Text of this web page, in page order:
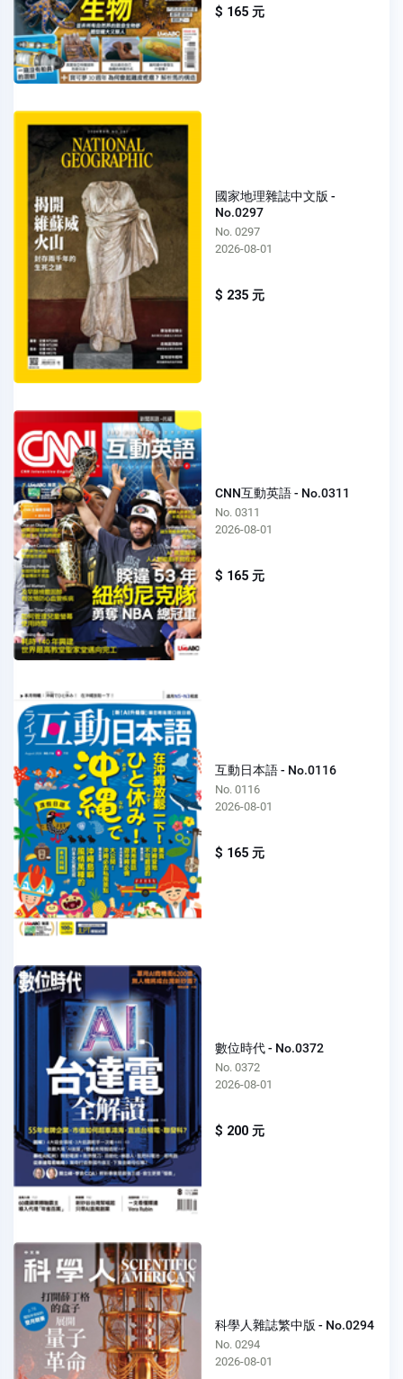
$ 165 元
國家地理雜誌中文版 -
No.0297
No. 0297
2026-08-01
$ 235 元
CNN互動英語 - No.0311
No. 0311
2026-08-01
$ 165 元
互動日本語 - No.0116
No. 0116
2026-08-01
$ 165 元
數位時代 - No.0372
No. 0372
2026-08-01
$ 200 元
科學人雜誌繁中版 - No.0294
No. 0294
2026-08-01